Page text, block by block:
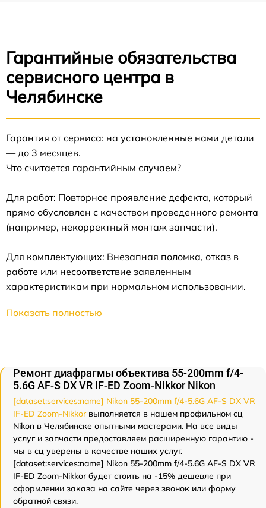
Гарантийные обязательства
сервисного центра в
Челябинске
Гарантия от сервиса: на установленные нами детали
— до 3 месяцев.
Что считается гарантийным случаем?
Для работ: Повторное проявление дефекта, который
прямо обусловлен с качеством проведенного ремонта
(например, некорректный монтаж запчасти).
Для комплектующих: Внезапная поломка, отказ в
работе или несоответствие заявленным
характеристикам при нормальном использовании.
Показать полностью
Ремонт диафрагмы объектива 55-200mm f/4-
5.6G AF-S DX VR IF-ED Zoom-Nikkor Nikon
[dataset:services:name] Nikon 55-200mm f/4-5.6G AF-S DX VR
IF-ED Zoom-Nikkorвыполняется в нашем профильном сц
Nikon в Челябинске опытными мастерами. На все виды
услуг и запчасти предоставляем расширенную гарантию -
мы в сц уверены в качестве наших услуг.
[dataset:services:name] Nikon 55-200mm f/4-5.6G AF-S DX VR
IF-ED Zoom-Nikkor будет стоить на -15% дешевле при
оформлении заказа на сайте через звонок или форму
обратной связи.